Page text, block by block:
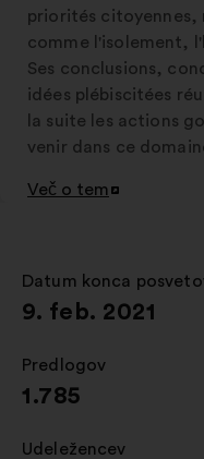
priorités citoyennes,
comme l'isolement,
Ses conclusions,
idées plébiscitées
la suite les actions
venir dans ce
Več o tem
Odpri
zavihku
Datum konca
:
9. feb. 2021
Predlogov
:
1.785
Udeležencev
: